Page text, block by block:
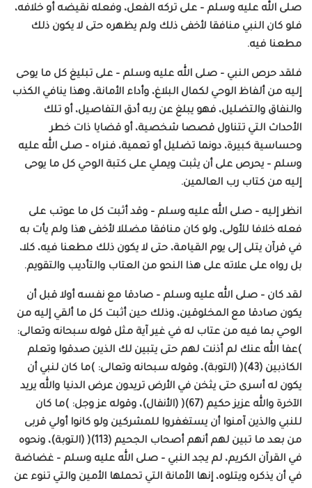
صلى الله عليه وسلم – على تركه الفعل، وفعله نقيضه أو خلافه،
فلو كان النبي منافقا لأخفى ذلك ولم يظهره حتى لا يكون ذلك
مطعنا فيه.
فلقد حرص النبي – صلى الله عليه وسلم – على تبليغ كل ما يوحى
إليه من ألفاظ الوحي لكمال البلاغ، وأداء الأمانة، وهذا ينافي الكذب
والنفاق والتضليل، فهو يبلغ عن ربه أدق التفاصيل، أو تلك
الأحداث التي تتناول قصصا شخصية، أو قضايا ذات خطر
وحساسية كبيرة، دونما تضليل أو تعمية، فنراه – صلى الله عليه
وسلم – يحرص على أن يثبت ويملي على كتبة الوحي كل ما يوحى
إليه من كتاب رب العالمين.
انظر إليه – صلى الله عليه وسلم – وقد أثبت كل ما عوتب على
فعله خلافا للأولى، ولو كان منافقا مضللا لأخفى هذا ولم يأت به
في قرآن يتلى إلى يوم القيامة، حتى لا يكون ذلك مطعنا فيه، كلا،
بل رواه على علاته على هذا النحو من العتاب والتأديب والتقويم.
لقد كان – صلى الله عليه وسلم – صادقا مع نفسه أولا قبل أن
يكون صادقا مع المخلوقين، وذلك حين أثبت كل ما ألقي إليه من
الوحي بما فيه من عتاب له في غير آية مثل قوله سبحانه وتعالى:
)عفا الله عنك لم أذنت لهم حتى يتبين لك الذين صدقوا وتعلم
الكاذبين (43)( (التوبة)، وقوله سبحانه وتعالى: )ما كان لنبي أن
يكون له أسرى حتى يثخن في الأرض تريدون عرض الدنيا والله يريد
الآخرة والله عزيز حكيم (67)( (الأنفال)، وقوله عز وجل: )ما كان
للنبي والذين آمنوا أن يستغفروا للمشركين ولو كانوا أولي قربى
من بعد ما تبين لهم أنهم أصحاب الجحيم (113)( (التوبة)، ونحوه
في القرآن الكريم، لم يجد النبي – صلى الله عليه وسلم – غضاضة
في أن يذكره ويتلوه، إنها الأمانة التي تحملها الأمين والتي تنوء عن